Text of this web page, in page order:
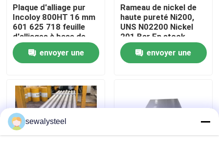
Contrôle de la qualité
Contact
Tous les cas
Demande de soumission
Plaque d'alliage pur
Incoloy 800HT 16 mm
601 625 718 feuille
d'alliages à base de
nickel pour les
applications à haute
température
envoyer une
Rameau de nickel de
haute pureté Ni200,
UNS N02200 Nickel
201 Bar En stock
envoyer une
sewalysteel